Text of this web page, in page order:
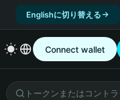
Englishに切り替える
Connect wallet